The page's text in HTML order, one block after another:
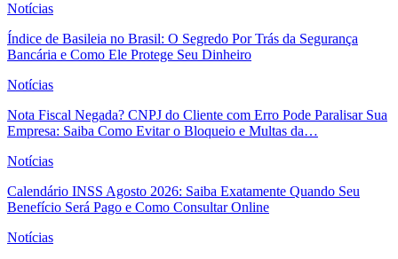
Notícias
Índice de Basileia no Brasil: O Segredo Por Trás da Segurança
Bancária e Como Ele Protege Seu Dinheiro
Notícias
Nota Fiscal Negada? CNPJ do Cliente com Erro Pode Paralisar Sua
Empresa: Saiba Como Evitar o Bloqueio e Multas da…
Notícias
Calendário INSS Agosto 2026: Saiba Exatamente Quando Seu
Benefício Será Pago e Como Consultar Online
Notícias